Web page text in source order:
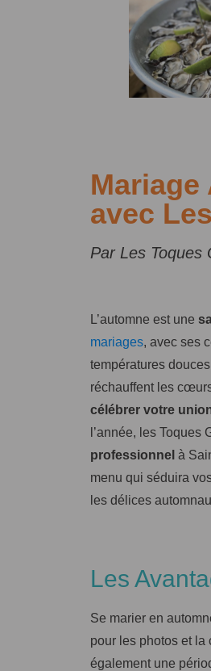
avec
Par Les Toques
L’automne est une
mariages, avec ses
températures
réchauffent les
célébrer votre
l’année, les Toques
professionnel à
menu qui séduira
les délices
Les
Se marier en
pour les photos et la
également une